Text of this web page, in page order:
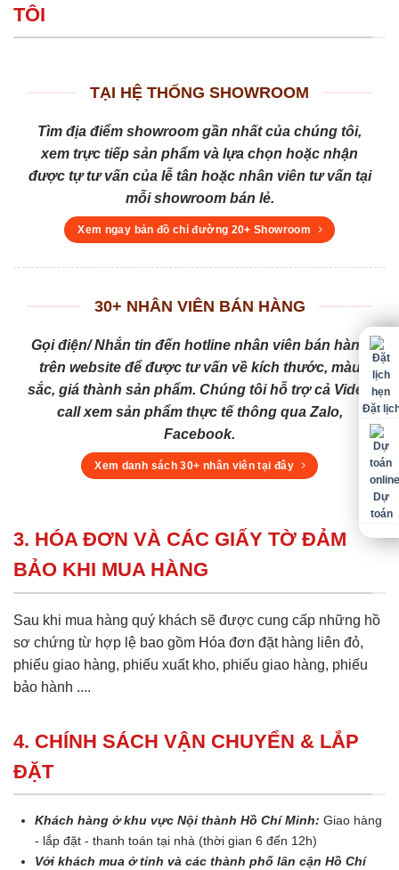
TÔI
TẠI HỆ THỐNG SHOWROOM
Tìm địa điểm showroom gần nhất của chúng tôi,
xem trực tiếp sản phẩm và lựa chọn hoặc nhận
được tự tư vấn của lễ tân hoặc nhân viên tư vấn tại
mỗi showroom bán lẻ.
Xem ngay bản đồ chỉ đường 20+ Showroom
30+ NHÂN VIÊN BÁN HÀNG
Gọi điện/ Nhắn tin đến hotline nhân viên bán hàng
trên website để được tư vấn về kích thước, màu
sắc, giá thành sản phẩm. Chúng tôi hỗ trợ cả Video
call xem sản phẩm thực tế thông qua Zalo,
Facebook.
Xem danh sách 30+ nhân viên tại đây
3. HÓA ĐƠN VÀ CÁC GIẤY TỜ ĐẢM
BẢO KHI MUA HÀNG
Sau khi mua hàng quý khách sẽ được cung cấp những hồ
sơ chứng từ hợp lệ bao gồm Hóa đơn đặt hàng liên đỏ,
phiếu giao hàng, phiếu xuất kho, phiếu giao hàng, phiếu
bảo hành ....
4. CHÍNH SÁCH VẬN CHUYỂN & LẮP
ĐẶT
Khách hàng ở khu vực Nội thành Hồ Chí Minh: Giao hàng
- lắp đặt - thanh toán tại nhà (thời gian 6 đến 12h)
Với khách mua ở tỉnh và các thành phố lân cận Hồ Chí
Đặt
Dự
toán